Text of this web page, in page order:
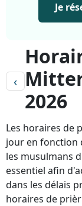
Je
‹
2026
Les horaires de
jour en fonction
les musulmans
essentiel afin
dans les délais
horaires de